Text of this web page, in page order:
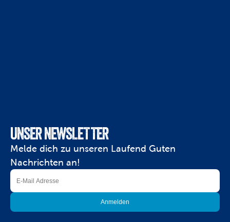
UNSER NEWSLETTER
Melde dich zu unseren Laufend Guten
Nachrichten an!